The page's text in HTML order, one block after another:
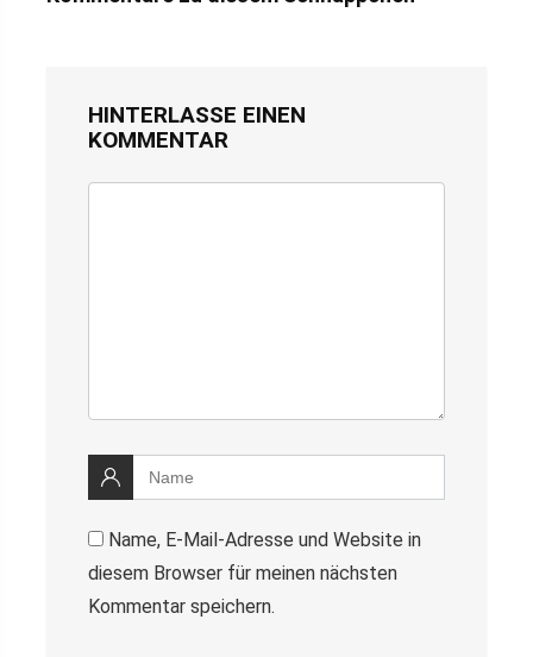
HINTERLASSE EINEN
KOMMENTAR
Name, E-Mail-Adresse und Website in
diesem Browser für meinen nächsten
Kommentar speichern.